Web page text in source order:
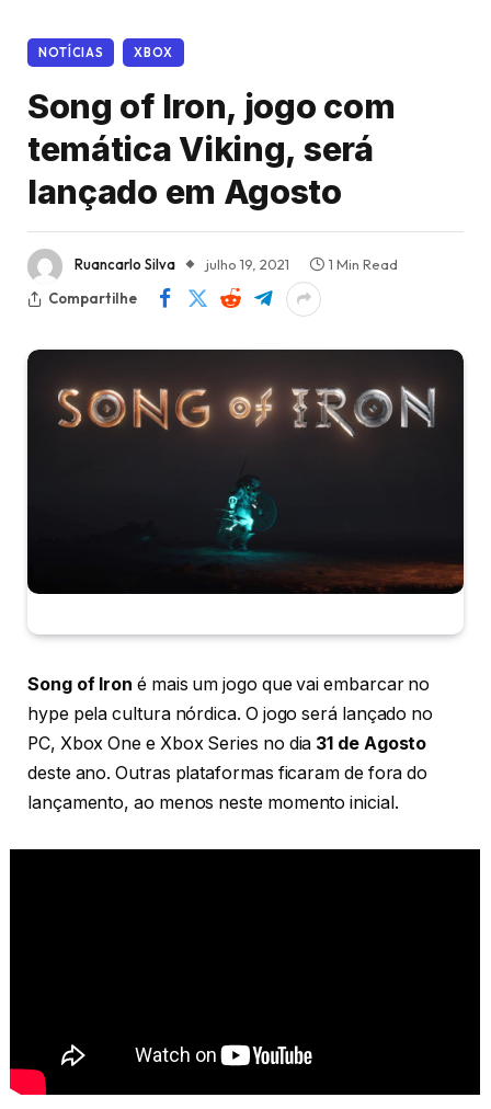
NOTÍCIAS XBOX
Song of Iron, jogo com
temática Viking, será
lançado em Agosto
Ruancarlo Silva julho 19, 2021
1 Min Read
Compartilhe
Song of Iron é mais um jogo que vai embarcar no
hype pela cultura nórdica. O jogo será lançado no
PC, Xbox One e Xbox Series no dia 31 de Agosto
deste ano. Outras plataformas ficaram de fora do
lançamento, ao menos neste momento inicial.